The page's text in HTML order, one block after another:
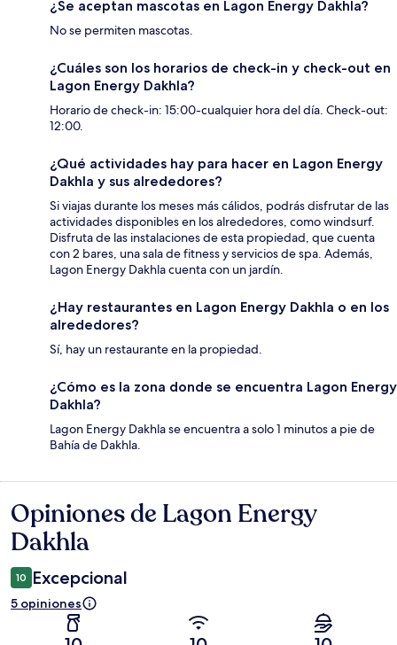
¿Se aceptan mascotas en Lagon Energy Dakhla?
No se permiten mascotas.
¿Cuáles son los horarios de check-in y check-out en
Lagon Energy Dakhla?
Horario de check-in: 15:00-cualquier hora del día. Check-out:
12:00.
¿Qué actividades hay para hacer en Lagon Energy
Dakhla y sus alrededores?
Si viajas durante los meses más cálidos, podrás disfrutar de las
actividades disponibles en los alrededores, como windsurf.
Disfruta de las instalaciones de esta propiedad, que cuenta
con 2 bares, una sala de fitness y servicios de spa. Además,
Lagon Energy Dakhla cuenta con un jardín.
¿Hay restaurantes en Lagon Energy Dakhla o en los
alrededores?
Sí, hay un restaurante en la propiedad.
¿Cómo es la zona donde se encuentra Lagon Energy
Dakhla?
Lagon Energy Dakhla se encuentra a solo 1 minutos a pie de
Bahía de Dakhla.
Opiniones
Opiniones de Lagon Energy
Dakhla
10 Excepcional
5 opiniones